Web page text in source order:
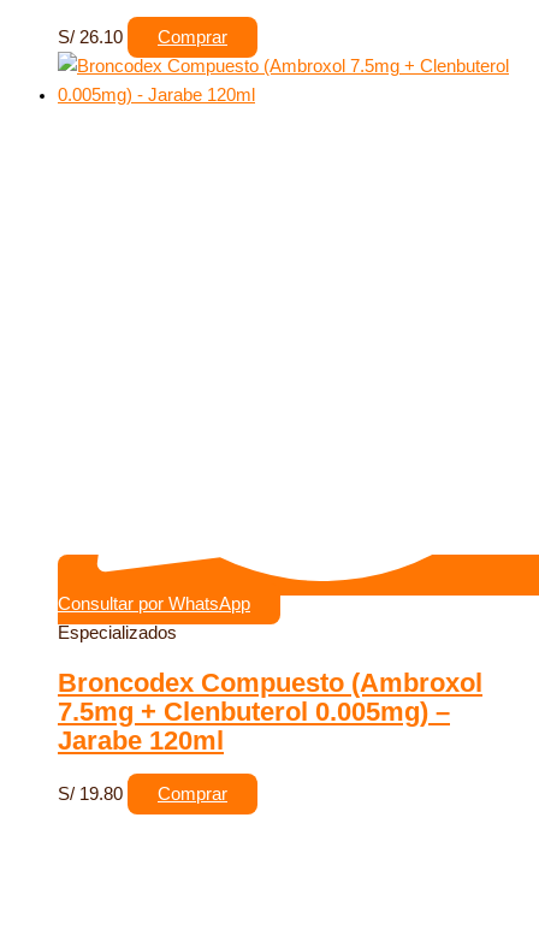
S/ 26.10 Comprar
Consultar por WhatsApp
Especializados
Broncodex Compuesto (Ambroxol
7.5mg + Clenbuterol 0.005mg) –
Jarabe 120ml
S/ 19.80 Comprar